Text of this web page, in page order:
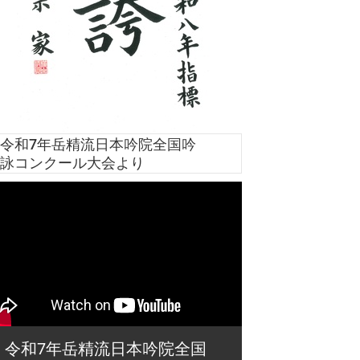
令和7年岳精流日本吟院全国吟
詠コンクール大会より
令和7年岳精流日本吟院全国